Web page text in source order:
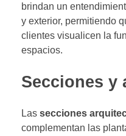
brindan un
y exterior, permitiendo
clientes visualicen la
espacios.
Secciones y
Las secciones
complementan las